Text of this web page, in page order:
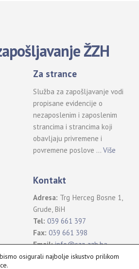
ŽZH
Za strance
Služba za zapošljavanje vodi
propisane evidencije o
nezaposlenim i zaposlenim
strancima i strancima koji
obavljaju privremene i
povremene poslove …Više
Kontakt
Adresa: Trg Herceg Bosne 1,
Grude, BiH
Tel: 039 661 397
Fax: 039 661 398
Email: info@szz-zzh.ba
osigurali najbolje iskustvo prilikom